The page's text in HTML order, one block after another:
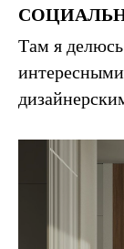
Там я